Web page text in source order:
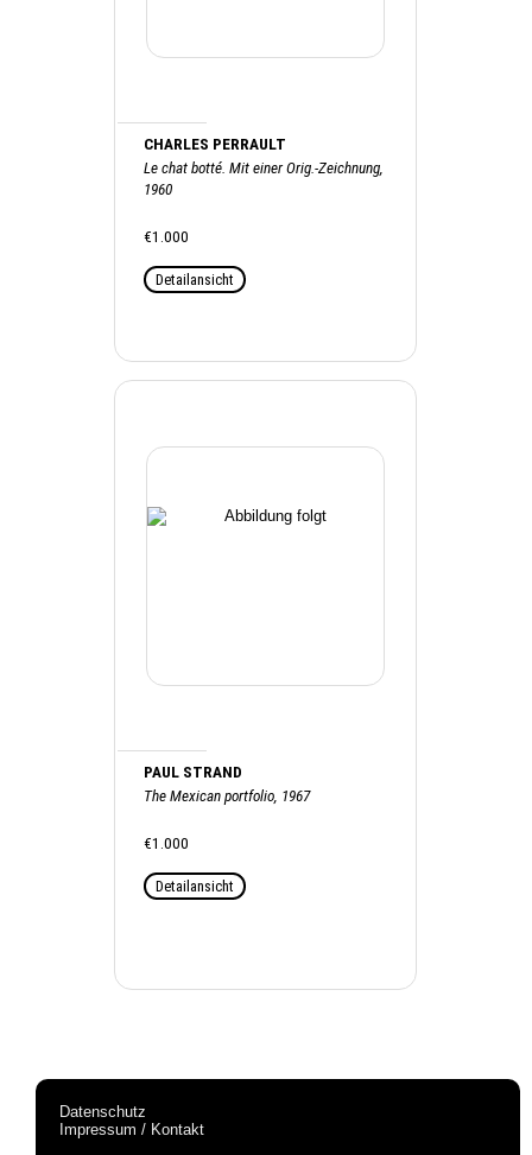
CHARLES PERRAULT
Le chat botté. Mit einer Orig.-Zeichnung,
1960
€1.000
Detailansicht
PAUL STRAND
The Mexican portfolio, 1967
€1.000
Detailansicht
Datenschutz
Impressum / Kontakt